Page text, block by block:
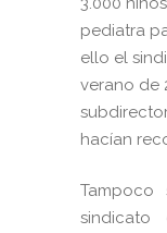
pediatra
ello el
verano de
hacían